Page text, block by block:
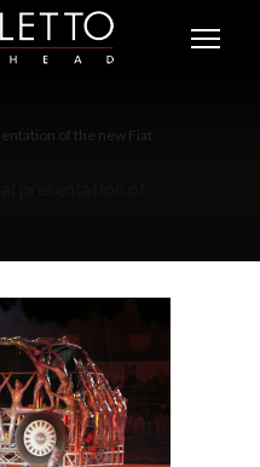
of the new Fiat
presentation of